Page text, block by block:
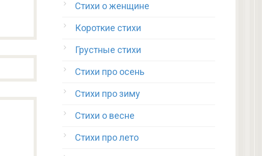
Стихи о женщине
Короткие стихи
Грустные стихи
Стихи про осень
Стихи про зиму
Стихи о весне
Стихи про лето